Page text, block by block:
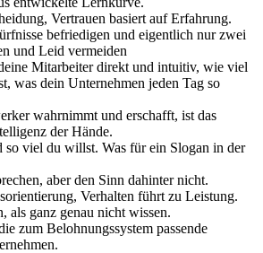
Vertrauen basiert auf Erfahrung.
befriedigen und eigentlich nur zwei
und Leid vermeiden
Mitarbeiter direkt und intuitiv, wie viel
was dein Unternehmen jeden Tag so
wahrnimmt und erschafft, ist das
der Hände.
so viel du willst. Was für ein Slogan in der
aber den Sinn dahinter nicht.
Verhalten führt zu Leistung.
als ganz genau nicht wissen.
zum Belohnungssystem passende